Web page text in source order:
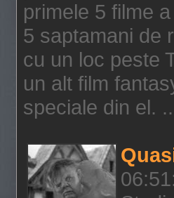
primele 5 filme
5 saptamani de
cu un loc peste
un alt film
speciale din el.